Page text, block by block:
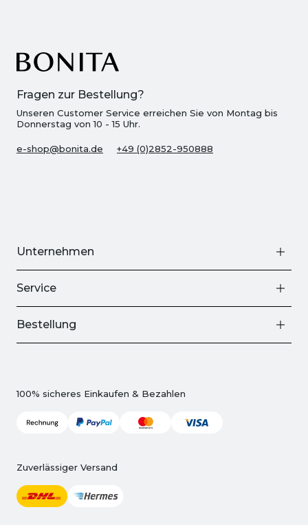
Fragen zur Bestellung?
Unseren Customer Service erreichen Sie von Montag bis
Donnerstag von 10 - 15 Uhr.
e-shop@bonita.de +49 (0)2852-950888
Unternehmen
Service
Bestellung
100% sicheres Einkaufen & Bezahlen
Zuverlässiger Versand